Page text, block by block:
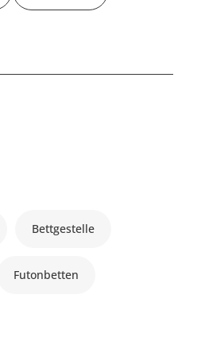
Bettgestelle
Futonbetten